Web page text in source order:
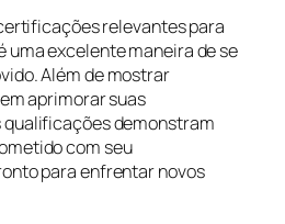
relevantes para
uma excelente maneira de se
Além de mostrar
aprimorar suas
demonstram
com seu
para enfrentar novos